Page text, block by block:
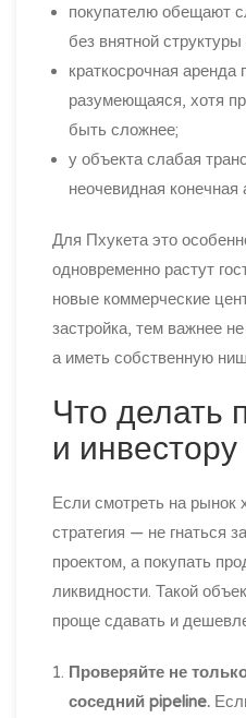
покупателю обещают
без внятной
краткосрочная аренда
разумеющаяся, хотя
быть сложнее;
у объекта слабая
неочевидная конечная
Для Пхукета это
одновременно растут
новые коммерческие
застройка, тем важнее
а иметь собственную
Что делать
и инвестору
Если смотреть на рынок
стратегия — не гнаться
проектом, а покупать
ликвидности. Такой
проще сдавать и
Проверяйте не
соседний pipeline.